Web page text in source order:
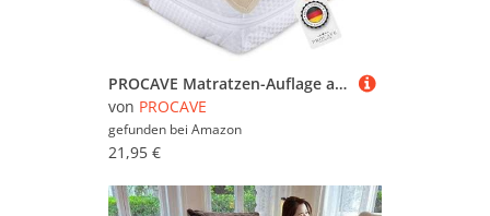
PROCAVE Matratzen-Auflage aus 100% Baumwolle, Natur-Matratzenschoner atmungsaktiv, hochwertige Moltonauflage als Matratzenschutz, Premium Qualität Made in Germany 100x190 cm
von PROCAVE
gefunden bei Amazon
21,95 €